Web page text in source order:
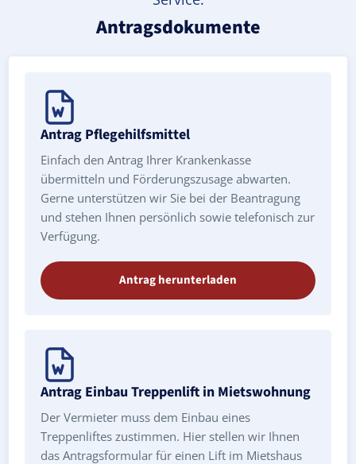
Antragsdokumente
Antrag Pflegehilfsmittel
Einfach den Antrag Ihrer Krankenkasse
übermitteln und Förderungszusage abwarten.
Gerne unterstützen wir Sie bei der Beantragung
und stehen Ihnen persönlich sowie telefonisch zur
Verfügung.
Antrag herunterladen
Antrag Einbau Treppenlift in Mietswohnung
Der Vermieter muss dem Einbau eines
Treppenliftes zustimmen. Hier stellen wir Ihnen
das Antragsformular für einen Lift im Mietshaus